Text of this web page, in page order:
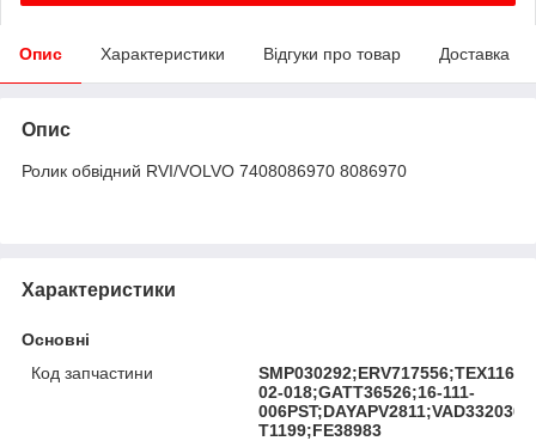
Опис Характеристики Відгуки про товар Доставка
Опис
Ролик обвідний RVI/VOLVO 7408086970 8086970
Характеристики
Основні
Код запчастини
02-018;GATT36526;16-111-
T1199;FE38983